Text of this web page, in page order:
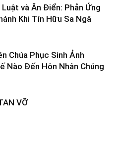
Luật và Ân Điển: Phản Ứng
Khi Tín Hữu Sa Ngã
Chúa Phục Sinh Ảnh
Nào Đến Hôn Nhân Chúng
VỠ